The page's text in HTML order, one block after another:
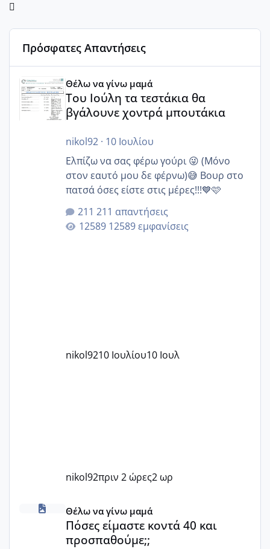
Πρόσφατες Απαντήσεις
Θέλω να γίνω μαμά
Του Ιούλη τα τεστάκια θα
βγάλουνε χοντρά μπουτάκια
nikol92· 10 Ιουλίου
Ελπίζω να σας φέρω γούρι 😜 (Μόνο
στον εαυτό μου δε φέρνω)😅 Βουρ στο
πατσά όσες είστε στις μέρες!!!💙🩷
211 απαντήσεις
12589 εμφανίσεις
nikol9210 Ιουλίου10 Ιουλ
nikol92πριν 2 ώρες2 ωρ
Πόσες είμαστε κοντά 40 και προσπαθούμε;;
Θέλω να γίνω μαμά
Πόσες είμαστε κοντά 40 και
προσπαθούμε;;